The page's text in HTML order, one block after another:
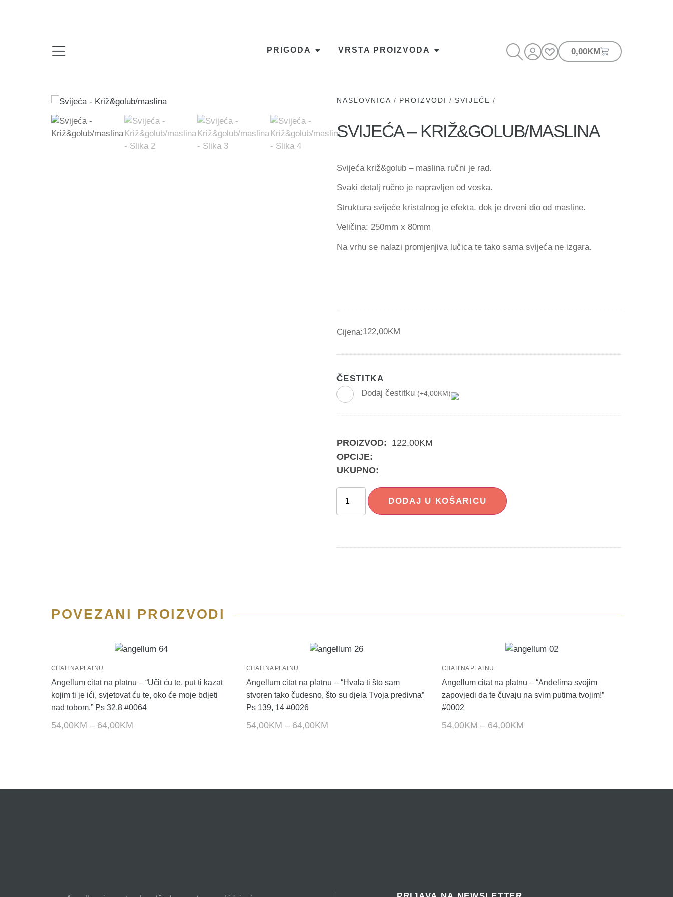
PRIGODA VRSTA PROIZVODA 0,00KM
NASLOVNICA / PROIZVODI / SVIJEĆE /
SVIJEĆA – KRIŽ&GOLUB/MASLINA
Svijeća križ&golub – maslina ručni je rad.
Svaki detalj ručno je napravljen od voska.
Struktura svijeće kristalnog je efekta, dok je drveni dio od masline.
Veličina: 250mm x 80mm
Na vrhu se nalazi promjenjiva lučica te tako sama svijeća ne izgara.
Cijena:122,00KM
ČESTITKA
Dodaj čestitku (+4,00KM)
PROIZVOD: 122,00KM
OPCIJE:
UKUPNO:
DODAJ U KOŠARICU
POVEZANI PROIZVODI
CITATI NA PLATNU
Angellum citat na platnu – “Učit ću te, put ti kazat
kojim ti je ići, svjetovat ću te, oko će moje bdjeti
nad tobom.” Ps 32,8 #0064
54,00KM – 64,00KM
CITATI NA PLATNU
Angellum citat na platnu – “Hvala ti što sam
stvoren tako čudesno, što su djela Tvoja predivna”
Ps 139, 14 #0026
54,00KM – 64,00KM
CITATI NA PLATNU
Angellum citat na platnu – “Anđelima svojim
zapovjedi da te čuvaju na svim putima tvojim!”
#0002
54,00KM – 64,00KM